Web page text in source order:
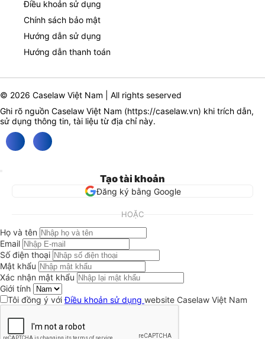
Điều khoản sử dụng
Chính sách bảo mật
Hướng dẫn sử dụng
Hướng dẫn thanh toán
© 2026 Caselaw Việt Nam | All rights seserved
Ghi rõ nguồn Caselaw Việt Nam (https://caselaw.vn) khi trích dẫn,
sử dụng thông tin, tài liệu từ địa chỉ này.
Tạo tài khoản
Đăng ký bằng Google
HOẶC
Họ và tên
Email
Số điện thoại
Mật khẩu
Xác nhận mật khẩu
Giới tính
Tôi đồng ý vớiĐiều khoản sử dụng website Caselaw Việt Nam